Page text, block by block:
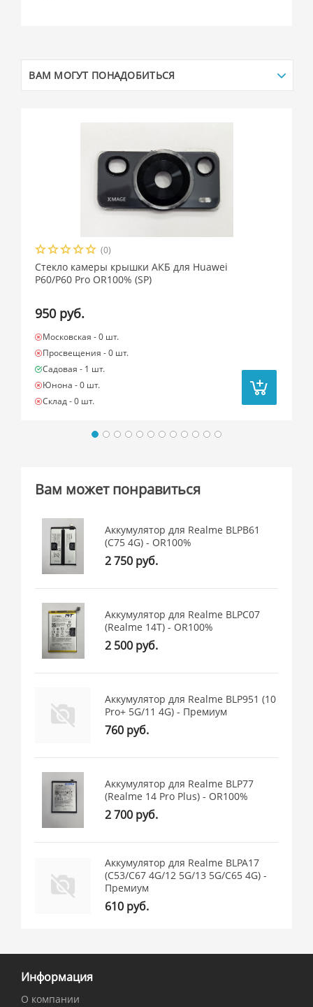
ВАМ МОГУТ ПОНАДОБИТЬСЯ
(0)
Стекло камеры крышки АКБ для Huawei
P60/P60 Pro OR100% (SP)
950 руб.
Московская -0 шт.
Просвещения -0 шт.
Садовая - 1 шт.
Юнона -0 шт.
Склад -0 шт.
Вам может понравиться
Аккумулятор для Realme BLPB61
(C75 4G) - OR100%
2 750 руб.
Аккумулятор для Realme BLPC07
(Realme 14T) - OR100%
2 500 руб.
Аккумулятор для Realme BLP951 (10
Pro+ 5G/11 4G) - Премиум
760 руб.
Аккумулятор для Realme BLP77
(Realme 14 Pro Plus) - OR100%
2 700 руб.
Аккумулятор для Realme BLPA17
(C53/C67 4G/12 5G/13 5G/C65 4G) -
Премиум
610 руб.
Информация
О компании